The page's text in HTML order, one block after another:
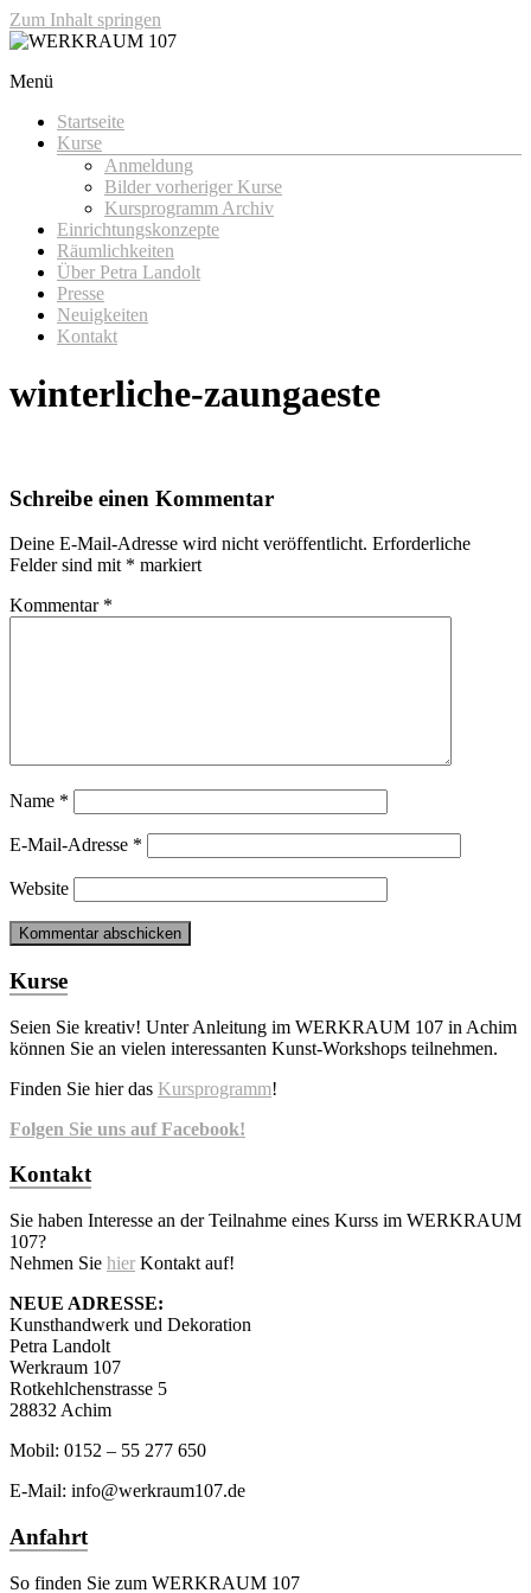
Zum Inhalt springen
Menü
Startseite
Kurse
Anmeldung
Bilder vorheriger Kurse
Kursprogramm Archiv
Einrichtungskonzepte
Räumlichkeiten
Über Petra Landolt
Presse
Neuigkeiten
Kontakt
winterliche-zaungaeste
Schreibe einen Kommentar
Deine E-Mail-Adresse wird nicht veröffentlicht. Erforderliche
Felder sind mit * markiert
Kommentar *
Name *
E-Mail-Adresse *
Website
Kurse
Seien Sie kreativ! Unter Anleitung im WERKRAUM 107 in Achim
können Sie an vielen interessanten Kunst-Workshops teilnehmen.
Finden Sie hier das Kursprogramm!
Folgen Sie uns auf Facebook!
Kontakt
Sie haben Interesse an der Teilnahme eines Kurss im WERKRAUM
107?
Nehmen Sie hier Kontakt auf!
NEUE ADRESSE:
Kunsthandwerk und Dekoration
Petra Landolt
Werkraum 107
Rotkehlchenstrasse 5
28832 Achim
Mobil: 0152 – 55 277 650
E-Mail: info@werkraum107.de
Anfahrt
So finden Sie zum WERKRAUM 107